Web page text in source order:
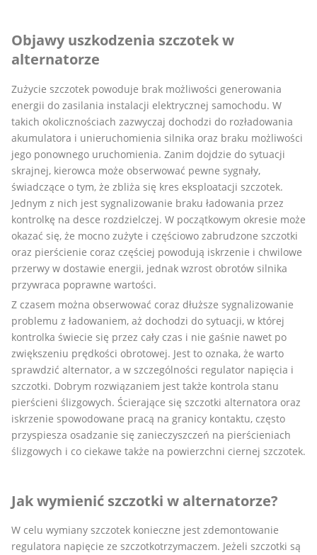
Objawy uszkodzenia szczotek w
alternatorze
Zużycie szczotek powoduje brak możliwości generowania
energii do zasilania instalacji elektrycznej samochodu. W
takich okolicznościach zazwyczaj dochodzi do rozładowania
akumulatora i unieruchomienia silnika oraz braku możliwości
jego ponownego uruchomienia. Zanim dojdzie do sytuacji
skrajnej, kierowca może obserwować pewne sygnały,
świadczące o tym, że zbliża się kres eksploatacji szczotek.
Jednym z nich jest sygnalizowanie braku ładowania przez
kontrolkę na desce rozdzielczej. W początkowym okresie może
okazać się, że mocno zużyte i częściowo zabrudzone szczotki
oraz pierścienie coraz częściej powodują iskrzenie i chwilowe
przerwy w dostawie energii, jednak wzrost obrotów silnika
przywraca poprawne wartości.
Z czasem można obserwować coraz dłuższe sygnalizowanie
problemu z ładowaniem, aż dochodzi do sytuacji, w której
kontrolka świecie się przez cały czas i nie gaśnie nawet po
zwiększeniu prędkości obrotowej. Jest to oznaka, że warto
sprawdzić alternator, a w szczególności regulator napięcia i
szczotki. Dobrym rozwiązaniem jest także kontrola stanu
pierścieni ślizgowych. Ścierające się szczotki alternatora oraz
iskrzenie spowodowane pracą na granicy kontaktu, często
przyspiesza osadzanie się zanieczyszczeń na pierścieniach
ślizgowych i co ciekawe także na powierzchni ciernej szczotek.
Jak wymienić szczotki w alternatorze?
W celu wymiany szczotek konieczne jest zdemontowanie
regulatora napięcie ze szczotkotrzymaczem. Jeżeli szczotki są